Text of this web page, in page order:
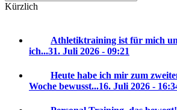
Kürzlich
Athletiktraining ist für mich
ich...31. Juli 2026 - 09:21
Heute habe ich mir zum
Woche bewusst...16. Juli 2026 -